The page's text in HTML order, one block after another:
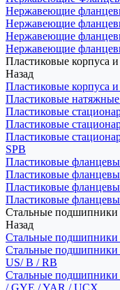
Нержавеющие
Нержавеющие
Нержавеющие
Нержавеющие
Пластиковые корпуса
Назад
Пластиковые корпуса
Пластиковые
Пластиковые
Пластиковые
Пластиковые
SPB
Пластиковые
Пластиковые
Пластиковые
Пластиковые
Стальные подшипники
Назад
Стальные подшипники
Стальные подшипники
US/ B / RB
Стальные подшипники
/ GYE / YAR / UCX